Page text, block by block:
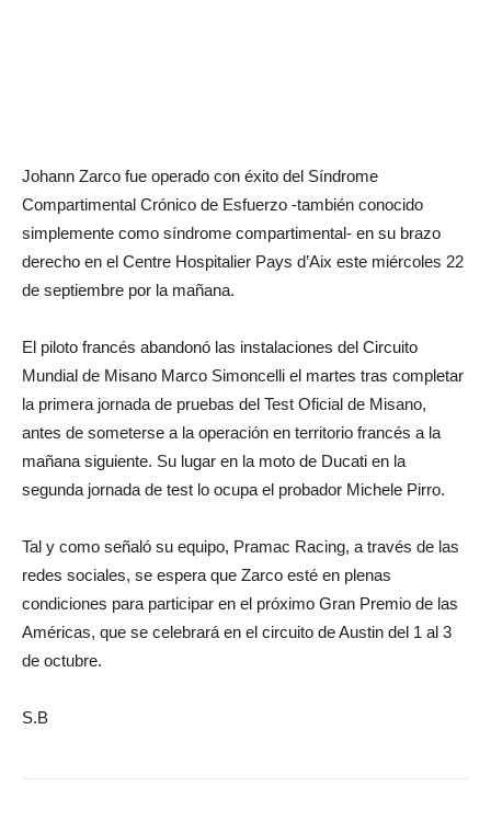
Johann Zarco fue operado con éxito del Síndrome
Compartimental Crónico de Esfuerzo -también conocido
simplemente como síndrome compartimental- en su brazo
derecho en el Centre Hospitalier Pays d’Aix este miércoles 22
de septiembre por la mañana.
El piloto francés abandonó las instalaciones del Circuito
Mundial de Misano Marco Simoncelli el martes tras completar
la primera jornada de pruebas del Test Oficial de Misano,
antes de someterse a la operación en territorio francés a la
mañana siguiente. Su lugar en la moto de Ducati en la
segunda jornada de test lo ocupa el probador Michele Pirro.
Tal y como señaló su equipo, Pramac Racing, a través de las
redes sociales, se espera que Zarco esté en plenas
condiciones para participar en el próximo Gran Premio de las
Américas, que se celebrará en el circuito de Austin del 1 al 3
de octubre.
S.B